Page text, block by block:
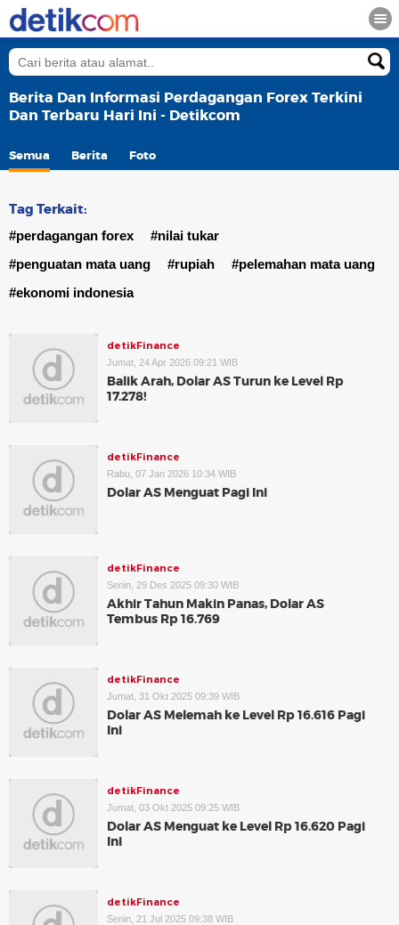
Berita Dan Informasi Perdagangan Forex Terkini
Dan Terbaru Hari Ini - Detikcom
Semua Berita Foto
Tag Terkait:
#perdagangan forex
#nilai tukar
#penguatan mata uang
#rupiah
#pelemahan mata uang
#ekonomi indonesia
detikFinance
Jumat, 24 Apr 2026 09:21 WIB
Balik Arah, Dolar AS Turun ke Level Rp
17.278!
detikFinance
Rabu, 07 Jan 2026 10:34 WIB
Dolar AS Menguat Pagi Ini
detikFinance
Senin, 29 Des 2025 09:30 WIB
Akhir Tahun Makin Panas, Dolar AS
Tembus Rp 16.769
detikFinance
Jumat, 31 Okt 2025 09:39 WIB
Dolar AS Melemah ke Level Rp 16.616 Pagi
Ini
detikFinance
Jumat, 03 Okt 2025 09:25 WIB
Dolar AS Menguat ke Level Rp 16.620 Pagi
Ini
detikFinance
Senin, 21 Jul 2025 09:38 WIB